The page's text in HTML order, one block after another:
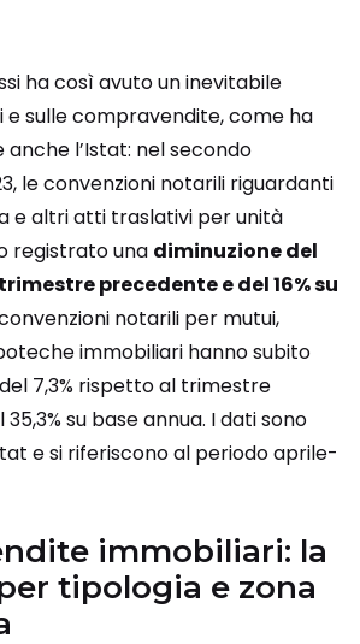
ha così avuto un inevitabile
e sulle compravendite, come ha
l’Istat: nel secondo
le convenzioni notarili riguardanti
e altri atti traslativi per unità
registrato una diminuzione del
precedente e del 16% su
notarili per mutui,
immobiliari hanno subito
7,3% rispetto al trimestre
su base annua. I dati sono
e si riferiscono al periodo aprile-
immobiliari: la
tipologia e zona